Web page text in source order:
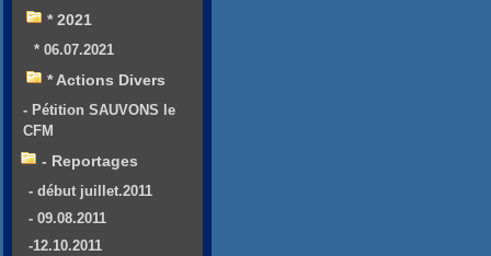
* 2021
* 06.07.2021
* Actions Divers
- Pétition SAUVONS le
CFM
- Reportages
- début juillet.2011
- 09.08.2011
-12.10.2011